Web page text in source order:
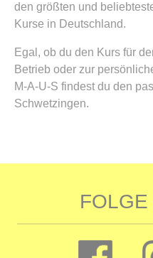
den größten und
Kurse in Deutschland.
Egal, ob du den Kurs für
Betrieb oder zur
M-A-U-S findest du den
Schwetzingen.
FOLGE